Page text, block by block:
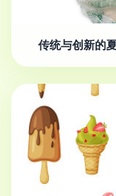
传统与创新的